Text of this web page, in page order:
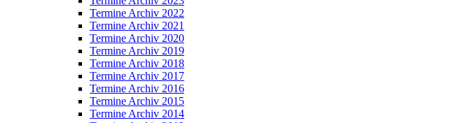
Termine Archiv 2022
Termine Archiv 2021
Termine Archiv 2020
Termine Archiv 2019
Termine Archiv 2018
Termine Archiv 2017
Termine Archiv 2016
Termine Archiv 2015
Termine Archiv 2014